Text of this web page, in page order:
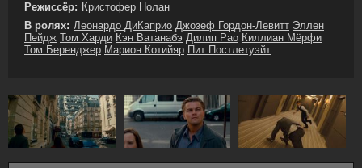
Режиссёр: Кристофер Нолан
В ролях: Леонардо ДиКаприо Джозеф Гордон-Левитт Эллен
Пейдж Том Харди Кэн Ватанабэ Дилип Рао Киллиан Мёрфи
Том Беренджер Марион Котийяр Пит Постлетуэйт